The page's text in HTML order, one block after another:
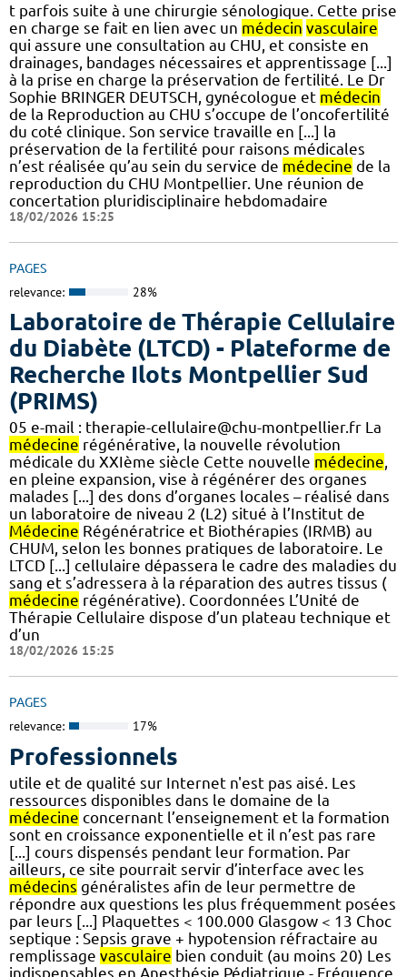
t parfois suite à une chirurgie sénologique. Cette prise
en charge se fait en lien avec un médecin vasculaire
qui assure une consultation au CHU, et consiste en
drainages, bandages nécessaires et apprentissage [...]
à la prise en charge la préservation de fertilité. Le Dr
Sophie BRINGER DEUTSCH, gynécologue et médecin
de la Reproduction au CHU s’occupe de l’oncofertilité
du coté clinique. Son service travaille en [...] la
préservation de la fertilité pour raisons médicales
n’est réalisée qu’au sein du service de médecine de la
reproduction du CHU Montpellier. Une réunion de
concertation pluridisciplinaire hebdomadaire
18/02/2026 15:25
PAGES
relevance: 28%
Laboratoire de Thérapie Cellulaire
du Diabète (LTCD) - Plateforme de
Recherche Ilots Montpellier Sud
(PRIMS)
05 e-mail : therapie-cellulaire@chu-montpellier.fr La
médecine régénérative, la nouvelle révolution
médicale du XXIème siècle Cette nouvelle médecine,
en pleine expansion, vise à régénérer des organes
malades [...] des dons d’organes locales – réalisé dans
un laboratoire de niveau 2 (L2) situé à l’Institut de
Médecine Régénératrice et Biothérapies (IRMB) au
CHUM, selon les bonnes pratiques de laboratoire. Le
LTCD [...] cellulaire dépassera le cadre des maladies du
sang et s’adressera à la réparation des autres tissus (
médecine régénérative). Coordonnées L’Unité de
Thérapie Cellulaire dispose d’un plateau technique et
d’un
18/02/2026 15:25
PAGES
relevance: 17%
Professionnels
utile et de qualité sur Internet n'est pas aisé. Les
ressources disponibles dans le domaine de la
médecine concernant l’enseignement et la formation
sont en croissance exponentielle et il n’est pas rare
[...] cours dispensés pendant leur formation. Par
ailleurs, ce site pourrait servir d’interface avec les
médecins généralistes afin de leur permettre de
répondre aux questions les plus fréquemment posées
par leurs [...] Plaquettes < 100.000 Glasgow < 13 Choc
septique : Sepsis grave + hypotension réfractaire au
remplissage vasculaire bien conduit (au moins 20) Les
indispensables en Anesthésie Pédiatrique - Fréquence